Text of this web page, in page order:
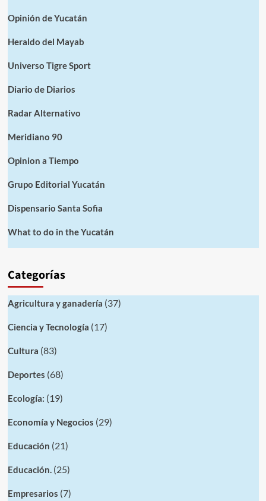
Opinión de Yucatán
Heraldo del Mayab
Universo Tigre Sport
Diario de Diarios
Radar Alternativo
Meridiano 90
Opinion a Tiempo
Grupo Editorial Yucatán
Dispensario Santa Sofia
What to do in the Yucatán
Categorías
Agricultura y ganadería (37)
Ciencia y Tecnología (17)
Cultura (83)
Deportes (68)
Ecología: (19)
Economía y Negocios (29)
Educación (21)
Educación. (25)
Empresarios (7)